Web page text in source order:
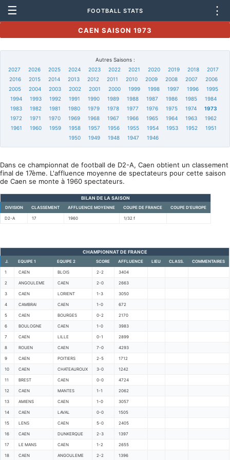
☰ FOOTBALL STATS ⋮
CAEN SAISON 1973
Autres Saisons :
2027
2026 2025 2024 2023 2022 2021 2020 2019 2018
2017
2016
2015 2014 2013 2012 2011 2010 2009 2008 2007
2006
2005
2004 2003 2002 2001 2000 1999 1998 1997 1996
1995
1994
1993 1992 1991 1990 1989 1988 1987 1986 1985
1984
1983
1982 1981 1980 1979 1978 1977 1976 1975 1974
1973
1972
1971 1970 1969 1968 1967 1966 1965 1964 1963
1962
1961
1960 1959 1958 1957 1956 1955 1954 1953 1952
1951
1950
1949 1948 1947 1946
Dans ce championnat de football de D2-A, Caen obtient un classement
final de 17ème. L'affluence moyenne de spectateurs pour cette saison
de Caen se monte à 1960 spectateurs.
BILAN DE LA SAISON
DIVISION CLASSEMENT AFFLUENCE MOYENNE COUPE DE FRANCE COUPE D'EUROPE
D2-A 17 1960 1/32 f
CHAMPIONNAT DE FRANCE
J. EQUIPE 1 EQUIPE 2 SCORE AFFLUENCE LIEU CLASS. COMMENTAIRES
1 CAEN BLOIS 2-2 3404
2 ANGOULEME CAEN 2-0 2663
3 CAEN LORIENT 1-3 3050
4 CAMBRAI CAEN 1-0 672
5 CAEN BOURGES 0-2 2170
6 BOULOGNE CAEN 1-0 3983
7 CAEN LILLE 0-1 2899
8 ROUEN CAEN 7-0 4293
9 CAEN POITIERS 2-5 1712
10 CAEN CHATEAUROUX 3-0 1242
11 BREST CAEN 0-0 4724
12 CAEN MANTES 1-1 2062
13 AMIENS CAEN 1-0 3057
14 CAEN LAVAL 0-0 1505
15 LENS CAEN 5-0 2405
16 CAEN DUNKERQUE 2-3 1397
17 LE MANS CAEN 1-2 2655
18 CAEN ANGOULEME 2-2 1396